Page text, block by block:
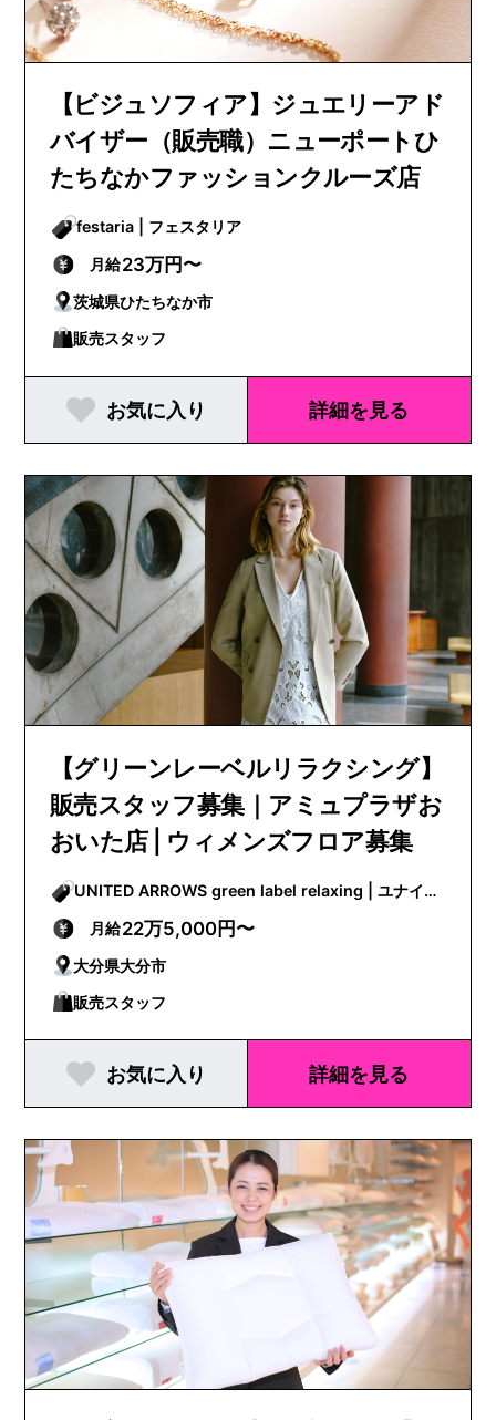
【ビジュソフィア】ジュエリーアド
バイザー（販売職）ニューポートひ
たちなかファッションクルーズ店
festaria | フェスタリア
月給23万円〜
茨城県ひたちなか市
販売スタッフ
お気に入り 詳細を見る
【グリーンレーベルリラクシング】
販売スタッフ募集｜アミュプラザお
おいた店 | ウィメンズフロア募集
UNITED ARROWS green label relaxing | ユナイテ
ッドアローズグリーンレーベルリラクシング
月給22万5,000円〜
大分県大分市
販売スタッフ
お気に入り 詳細を見る